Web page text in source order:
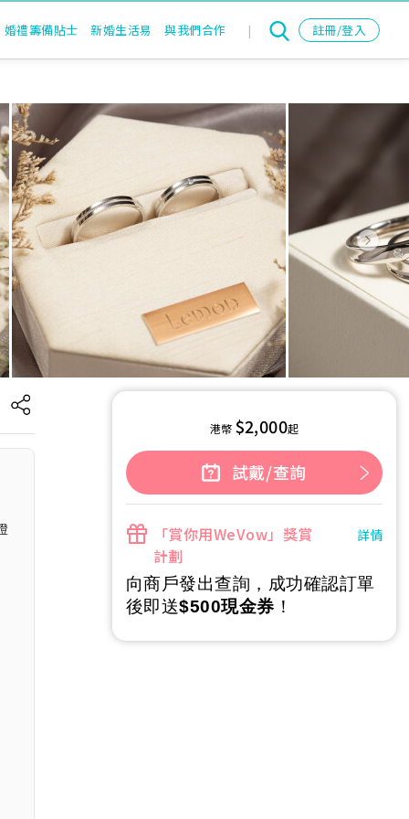
婚禮籌備貼士 新婚生活易 與我們合作 | 註冊/登入
港幣 $2,000起
試戴/查詢
「賞你用WeVow」獎賞
計劃
詳情
向商戶發出查詢，成功確認訂單
後即送$500現金券 ！